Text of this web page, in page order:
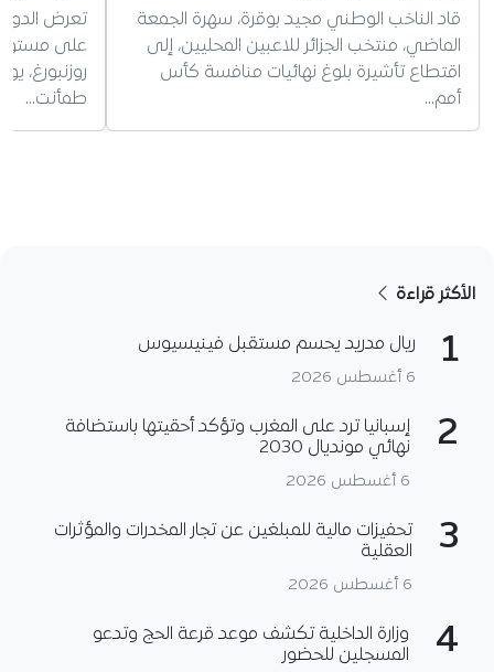
قاد الناخب الوطني مجيد بوقرة، سهرة الجمعة
الماضي، منتخب الجزائر للاعبين المحليين، إلى
اقتطاع تأشيرة بلوغ نهائيات منافسة كأس
أمم…
تعرض
على مستوى
روزنبورغ،
طمأنت…
الأكثر قراءة
1 ريال مدريد يحسم مستقبل فينيسيوس
6 أغسطس 2026
2
إسبانيا ترد على المغرب وتؤكد أحقيتها باستضافة
نهائي مونديال 2030
6 أغسطس 2026
3
تحفيزات مالية للمبلغين عن تجار المخدرات والمؤثرات
العقلية
6 أغسطس 2026
4
وزارة الداخلية تكشف موعد قرعة الحج وتدعو
المسجلين للحضور